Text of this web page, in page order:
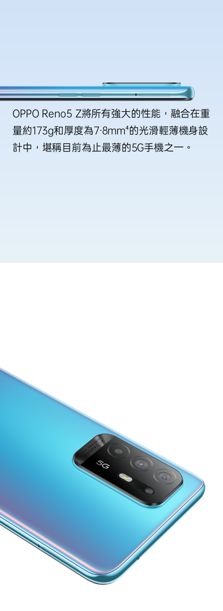
OPPO Reno5 Z將所有強大的性能，融合在重
量約173g和厚度為7.8mm⁴的光滑輕薄機身設
計中，堪稱目前為止最薄的5G手機之一。